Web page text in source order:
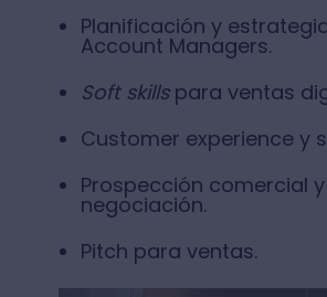
Planificación y
Account Managers.
Soft skills para ventas
Customer experience y
Prospección comercial y
negociación.
Pitch para ventas.